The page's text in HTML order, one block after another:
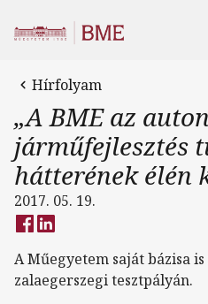
Hírfolyam
„A BME az
járműfejlesztés
hátterének élén
2017. 05. 19.
A Műegyetem saját bázisa
zalaegerszegi tesztpályán.